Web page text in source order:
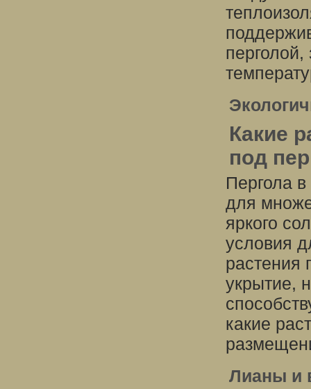
Какие
под
Пергола
для
яркого
условия
растения
укрытие,
какие
Лианы и